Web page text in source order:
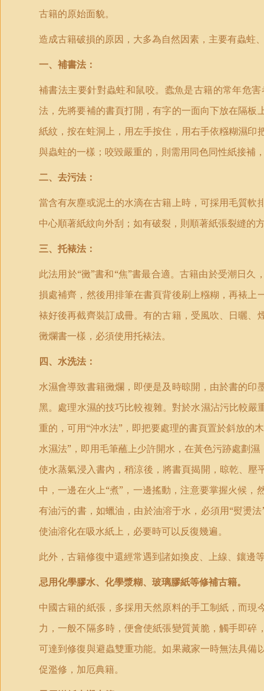
古籍的原始面貌。
造成古籍破損的原因，大多為自然因素，主要有蟲蛀
一、補書法：
補書法主要針對蟲蛀和鼠咬。蠹魚是古籍的常年危
法，先將要補的書頁打開，有字的一面向下放在隔
紙紋，按在蛀洞上，用左手按住，用右手依糨糊濕
與蟲蛀的一樣；咬毀嚴重的，則需用同色同性紙接補
二、去污法：
當含有灰塵或泥土的水滴在古籍上時，可採用毛質
中心順著紙紋向外刮；如有破裂，則順著紙張裂縫的
三、托裱法：
此法用於“黴”書和“焦”書最合適。古籍由於受潮日
損處補齊，然後用排筆在書頁背後刷上糨糊，再裱
裱好後再截齊裝訂成冊。有的古籍，受風吹、日曬
黴爛書一樣，必須使用托裱法。
四、水洗法：
水濕會導致書籍黴爛，即便是及時晾開，由於書的
黑。處理水濕的技巧比較複雜。對於水濕沾污比較
重的，可用“沖水法”，即把要處理的書頁置於斜放的
水濕法”，即用毛筆蘸上少許開水，在黃色污跡處劃
使水蒸氣浸入書內，稍涼後，將書頁揭開，晾乾、
中，一邊在火上“煮”，一邊搖動，注意要掌握火候
有油污的書，如蠟油，由於油溶于水，必須用“熨燙
使油溶化在吸水紙上，必要時可以反復幾遍。
此外，古籍修復中還經常遇到諸如換皮、上線、鑲邊
忌用化學膠水、化學漿糊、玻璃膠紙等修補古籍。
中國古籍的紙張，多採用天然原料的手工制紙，而
力，一般不隔多時，便會使紙張變質黃脆，觸手即
可達到修復與避蟲雙重功能。如果藏家一時無法具
促濫修，加厄典籍。